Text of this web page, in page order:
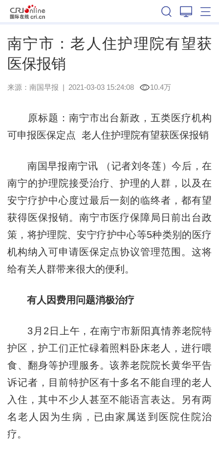
南宁市：老人住护理院有望获
医保报销
来源： 南国早报 | 2021-03-03 15:24:08 10.4万
原标题：南宁市出台新政，五类医疗机构
可申报医保定点 老人住护理院有望获医保报销
南国早报南宁讯 （记者刘冬莲）今后，在
南宁的护理院接受治疗、护理的人群，以及在
安宁疗护中心度过最后一刻的临终者，都有望
获得医保报销。南宁市医疗保障局日前出台政
策，将护理院、安宁疗护中心等5种类别的医疗
机构纳入可申请医保定点协议管理范围。这将
给有关人群带来很大的便利。
有人因费用问题消极治疗
3月2日上午，在南宁市新阳真情养老院特
护区，护工们正忙碌着照料卧床老人，进行喂
食、翻身等护理服务。该养老院院长黄华平告
诉记者，目前特护区有十多名不能自理的老人
入住，其中不少人甚至不能语言表达。另有两
名老人因为生病，已由家属送到医院住院治
疗。